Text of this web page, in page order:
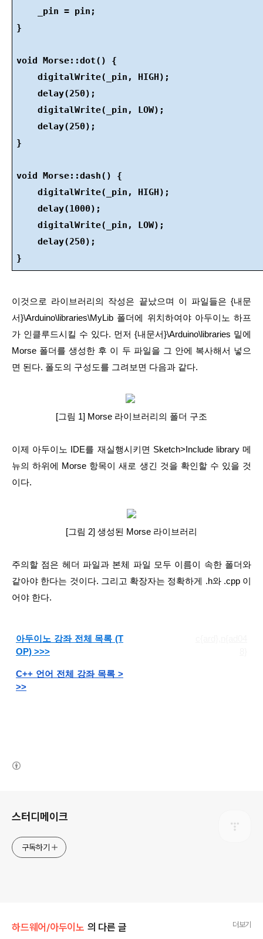
_pin = pin;
}
void Morse::dot() {
digitalWrite(_pin, HIGH);
delay(250);
digitalWrite(_pin, LOW);
delay(250);
}
void Morse::dash() {
digitalWrite(_pin, HIGH);
delay(1000);
digitalWrite(_pin, LOW);
delay(250);
}
이것으로 라이브러리의 작성은 끝났으며 이 파일들은 {내문
서}\Arduino\libraries\MyLib 폴더에 위치하여야 아두이노 하프
가 인클루드시킬 수 있다. 먼저 {내문서}\Arduino\libraries 밑에
Morse 폴더를 생성한 후 이 두 파일을 그 안에 복사해서 넣으
면 된다. 폴도의 구성도를 그려보면 다음과 같다.
[그림 1] Morse 라이브러리의 폴더 구조
이제 아두이노 IDE를 재실행시키면 Sketch>Include library 메
뉴의 하위에 Morse 항목이 새로 생긴 것을 확인할 수 있을 것
이다.
[그림 2] 생성된 Morse 라이브러리
주의할 점은 헤더 파일과 본체 파일 모두 이름이 속한 폴더와
같아야 한다는 것이다. 그리고 확장자는 정확하게 .h와 .cpp 이
어야 한다.
아두이노 강좌 전체 목록 (T
OP) >>>
C++ 언어 전체 강좌 목록 >
>>
스터디메이크
구독하기
하드웨어/아두이노 의 다른 글 더보기